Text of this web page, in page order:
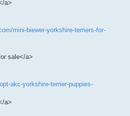
a>
mini-biewer-yorkshire-terriers-for-
sale</a>
akc-yorkshire-terrier-puppies-
a>